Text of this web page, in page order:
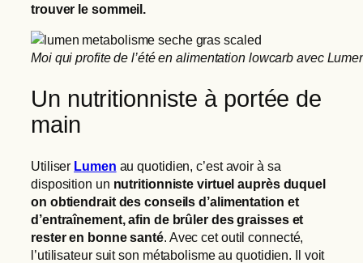
trouver le sommeil.
Moi qui profite de l’été en alimentation lowcarb avec
Un nutritionniste à portée de
main
Utiliser Lumen au quotidien, c’est avoir à sa
disposition un nutritionniste virtuel auprès duquel
on obtiendrait des conseils d’alimentation et
d’entraînement, afin de brûler des graisses et
rester en bonne santé. Avec cet outil connecté,
l’utilisateur suit son métabolisme au quotidien. Il voit